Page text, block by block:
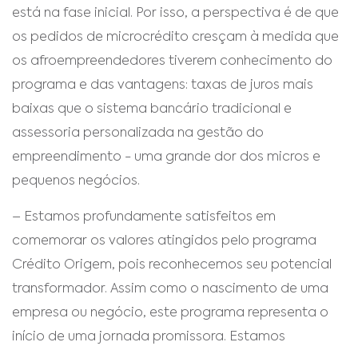
está na fase inicial. Por isso, a perspectiva é de que
os pedidos de microcrédito cresçam à medida que
os afroempreendedores tiverem conhecimento do
programa e das vantagens: taxas de juros mais
baixas que o sistema bancário tradicional e
assessoria personalizada na gestão do
empreendimento - uma grande dor dos micros e
pequenos negócios.
– Estamos profundamente satisfeitos em
comemorar os valores atingidos pelo programa
Crédito Origem, pois reconhecemos seu potencial
transformador. Assim como o nascimento de uma
empresa ou negócio, este programa representa o
início de uma jornada promissora. Estamos